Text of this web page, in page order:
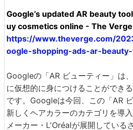
Google’s updated AR beauty
uy cosmetics online - The Verge
https://www.theverge.com/
oogle-shopping-ads-ar-
Googleの「AR ビューティー」は
に仮想的に身につけることができ
です。Googleは今回、この「AR
新しくヘアカラーのカテゴリを導
メーカー・L'Oréalが展開している